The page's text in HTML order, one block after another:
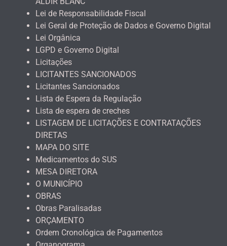
Lei de Responsabilidade Fiscal
Lei Geral de Proteção de Dados e Governo Digital
Lei Orgânica
LGPD e Governo Digital
Licitações
LICITANTES SANCIONADOS
Licitantes Sancionados
Lista de Espera da Regulação
Lista de espera de creches
LISTAGEM DE LICITAÇÕES E CONTRATAÇÕES
DIRETAS
MAPA DO SITE
Medicamentos do SUS
MESA DIRETORA
O MUNICÍPIO
OBRAS
Obras Paralisadas
ORÇAMENTO
Ordem Cronológica de Pagamentos